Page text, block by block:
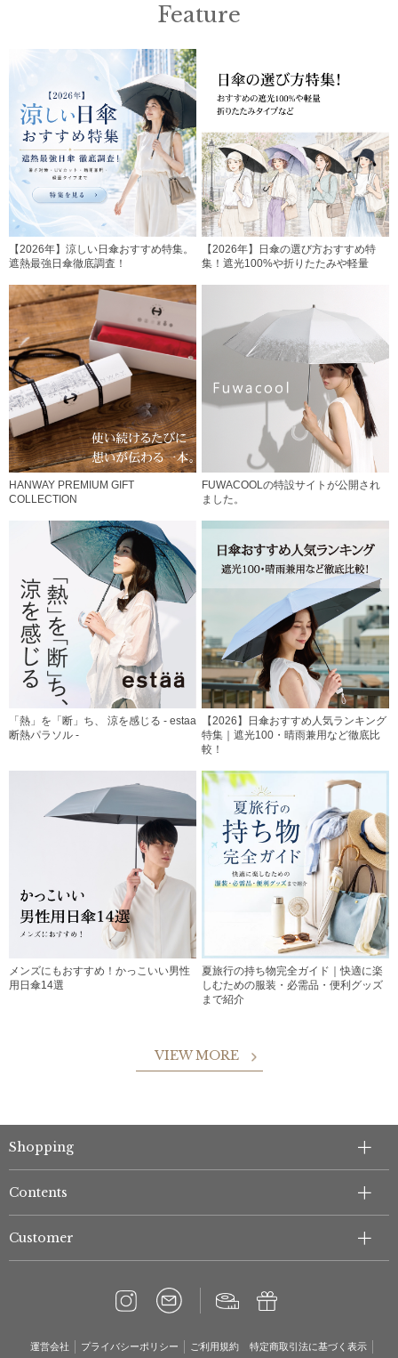
Feature
【2026年】涼しい日傘おすすめ特集。
遮熱最強日傘徹底調査！
【2026年】日傘の選び方おすすめ特
集！遮光100%や折りたたみや軽量
HANWAY PREMIUM GIFT
COLLECTION
FUWACOOLの特設サイトが公開され
ました。
「熱」を「断」ち、 涼を感じる - estaa
断熱パラソル -
【2026】日傘おすすめ人気ランキング
特集｜遮光100・晴雨兼用など徹底比
較！
メンズにもおすすめ！かっこいい男性
用日傘14選
夏旅行の持ち物完全ガイド｜快適に楽
しむための服装・必需品・便利グッズ
まで紹介
VIEW MORE
Shopping
Contents
Customer
運営会社 プライバシーポリシー ご利用規約 特定商取引法に基づく表示